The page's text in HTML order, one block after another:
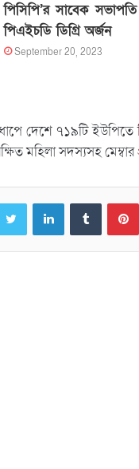
পিসিপি’র সাবেক
পিএইচডি ডিগ্রি অর্জন
September 20, 2023
দেশে ৭১৯টি ইউপিতে
মহিলা সদস্যসহ মেম্বার